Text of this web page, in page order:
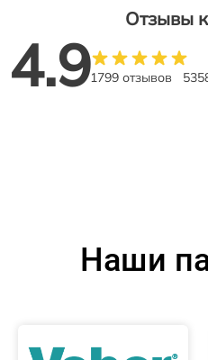
Отзывы
4.91799 отзывов
Наши